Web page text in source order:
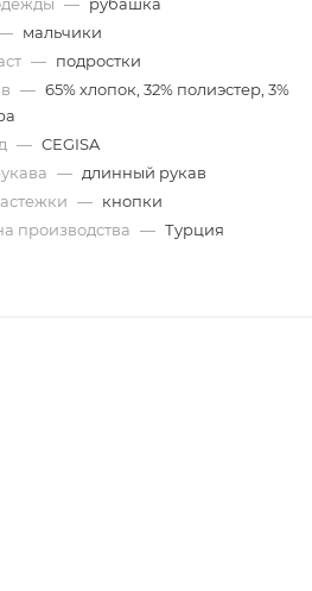
мальчики
— подростки
— 65% хлопок, 32% полиэстер, 3%
— CEGISA
— длинный рукав
— кнопки
производства — Турция